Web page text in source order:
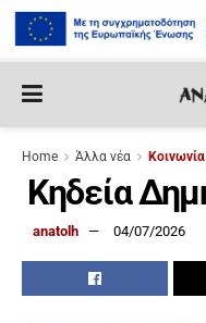
Home Άλλα νέα Κοινωνία
Κηδεία
anatolh 04/07/2026